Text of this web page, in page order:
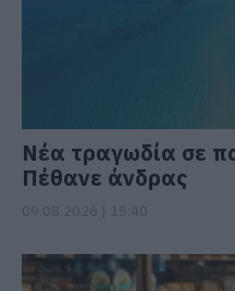
Νέα τραγωδία σε
Πέθανε άνδρας